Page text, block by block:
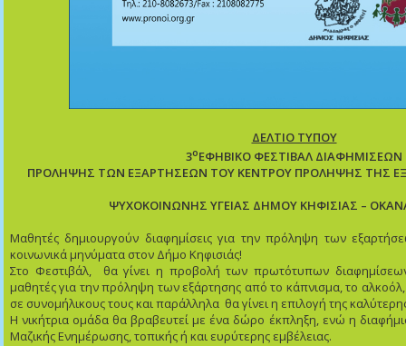
ΔΕΛΤΙΟ ΤΥΠΟΥ
3οΕΦΗΒΙΚΟ ΦΕΣΤΙΒΑΛ ΔΙΑΦΗΜΙΣΕΩΝ
ΠΡΟΛΗΨΗΣ ΤΩΝ ΕΞΑΡΤΗΣΕΩΝ ΤΟΥ ΚΕΝΤΡΟΥ ΠΡΟΛΗΨΗΣ ΤΗΣ
ΨΥΧΟΚΟΙΝΩΝΗΣ ΥΓΕΙΑΣ ΔΗΜΟΥ ΚΗΦΙΣΙΑΣ –
Μαθητές δημιουργούν διαφημίσεις για την πρόληψη των
κοινωνικά μηνύματα στον Δήμο Κηφισιάς!
Στο Φεστιβάλ, θα γίνει η προβολή των πρωτότυπων
μαθητές για την πρόληψη των εξάρτησης από το κάπνισμα, το αλκοόλ,
σε συνομήλικους τους και παράλληλα θα γίνει η επιλογή της
Η νικήτρια ομάδα θα βραβευτεί με ένα δώρο έκπληξη, ενώ η
Μαζικής Ενημέρωσης, τοπικής ή και ευρύτερης εμβέλειας.